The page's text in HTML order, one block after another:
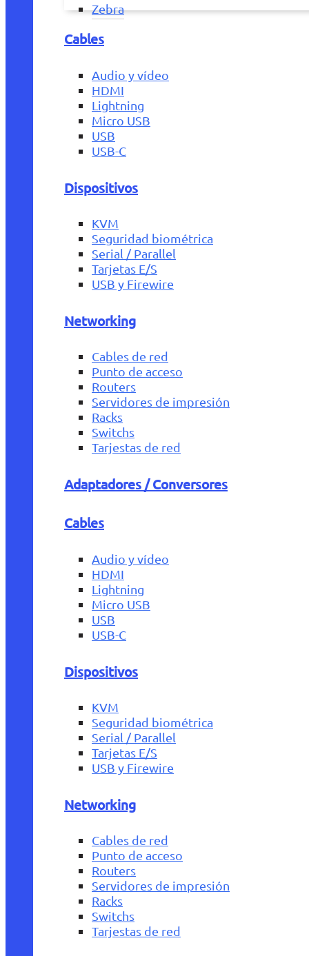
Zebra
Cables
Audio y vídeo
HDMI
Lightning
Micro USB
USB
USB-C
Dispositivos
KVM
Seguridad biométrica
Serial / Parallel
Tarjetas E/S
USB y Firewire
Networking
Cables de red
Punto de acceso
Routers
Servidores de impresión
Racks
Switchs
Tarjestas de red
Adaptadores / Conversores
Cables
Audio y vídeo
HDMI
Lightning
Micro USB
USB
USB-C
Dispositivos
KVM
Seguridad biométrica
Serial / Parallel
Tarjetas E/S
USB y Firewire
Networking
Cables de red
Punto de acceso
Routers
Servidores de impresión
Racks
Switchs
Tarjestas de red